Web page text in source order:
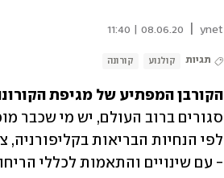
ynet
08.06.20 | 11:40
תגיות קולנוע קורונה
הקורבן המפתיע של מגיפת
- עם שינויים והתאמות לכללי